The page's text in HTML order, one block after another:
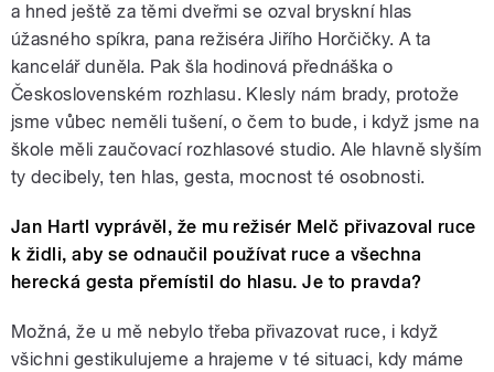
a hned ještě za těmi dveřmi se ozval bryskní hlas
úžasného spíkra, pana režiséra Jiřího Horčičky. A ta
kancelář duněla. Pak šla hodinová přednáška o
Československém rozhlasu. Klesly nám brady, protože
jsme vůbec neměli tušení, o čem to bude, i když jsme na
škole měli zaučovací rozhlasové studio. Ale hlavně slyším
ty decibely, ten hlas, gesta, mocnost té osobnosti.
Jan Hartl vyprávěl, že mu režisér Melč přivazoval ruce
k židli, aby se odnaučil používat ruce a všechna
herecká gesta přemístil do hlasu. Je to pravda?
Možná, že u mě nebylo třeba přivazovat ruce, i když
všichni gestikulujeme a hrajeme v té situaci, kdy máme